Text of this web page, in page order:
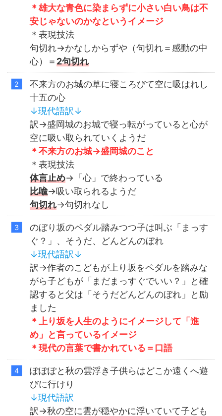
＊雄大な青色に染まらずに小さい白い鳥は不
安じゃないのかなというイメージ
＊表現技法
句切れ→かなしからずや（句切れ＝感動の中
心）＝2句切れ
不来方のお城の草に寝ころびて空に吸はれし
十五の心
↓現代語訳 ↓
訳→盛岡城のお城で寝っ転がっていると心が
空に吸い取られていくようだ
＊不来方のお城→盛岡城のこと
＊表現技法
体言止め→「心」で終わっている
比喩→吸い取られるようだ
句切れ→句切れなし
のぼり坂のペダル踏みつつ子は叫ぶ「まっす
ぐ？」、そうだ、どんどんのぼれ
↓現代語訳 ↓
訳→作者のこどもが上り坂をペダルを踏みな
がら子どもが「まだまっすぐでいい？」と確
認すると父は「そうだどんどんのぼれ」と励
ました
＊上り坂を人生のようにイメージして「進
め」と言っているイメージ
＊現代の言葉で書かれている＝口語
ぽぽぽと秋の雲浮き子供らはどこか遠くへ遊
びに行けり
↓現代語訳
訳→秋の空に雲が穏やかに浮いていて子ども